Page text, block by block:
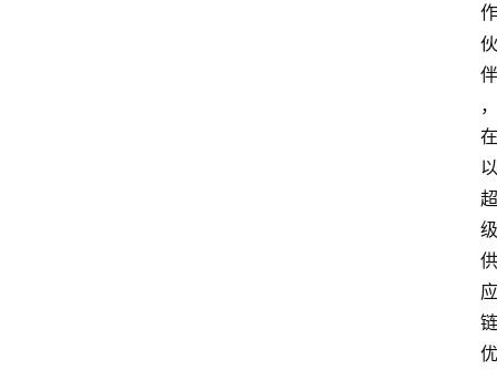
作
伙
伴
，
在
以
超
级
供
应
链
优